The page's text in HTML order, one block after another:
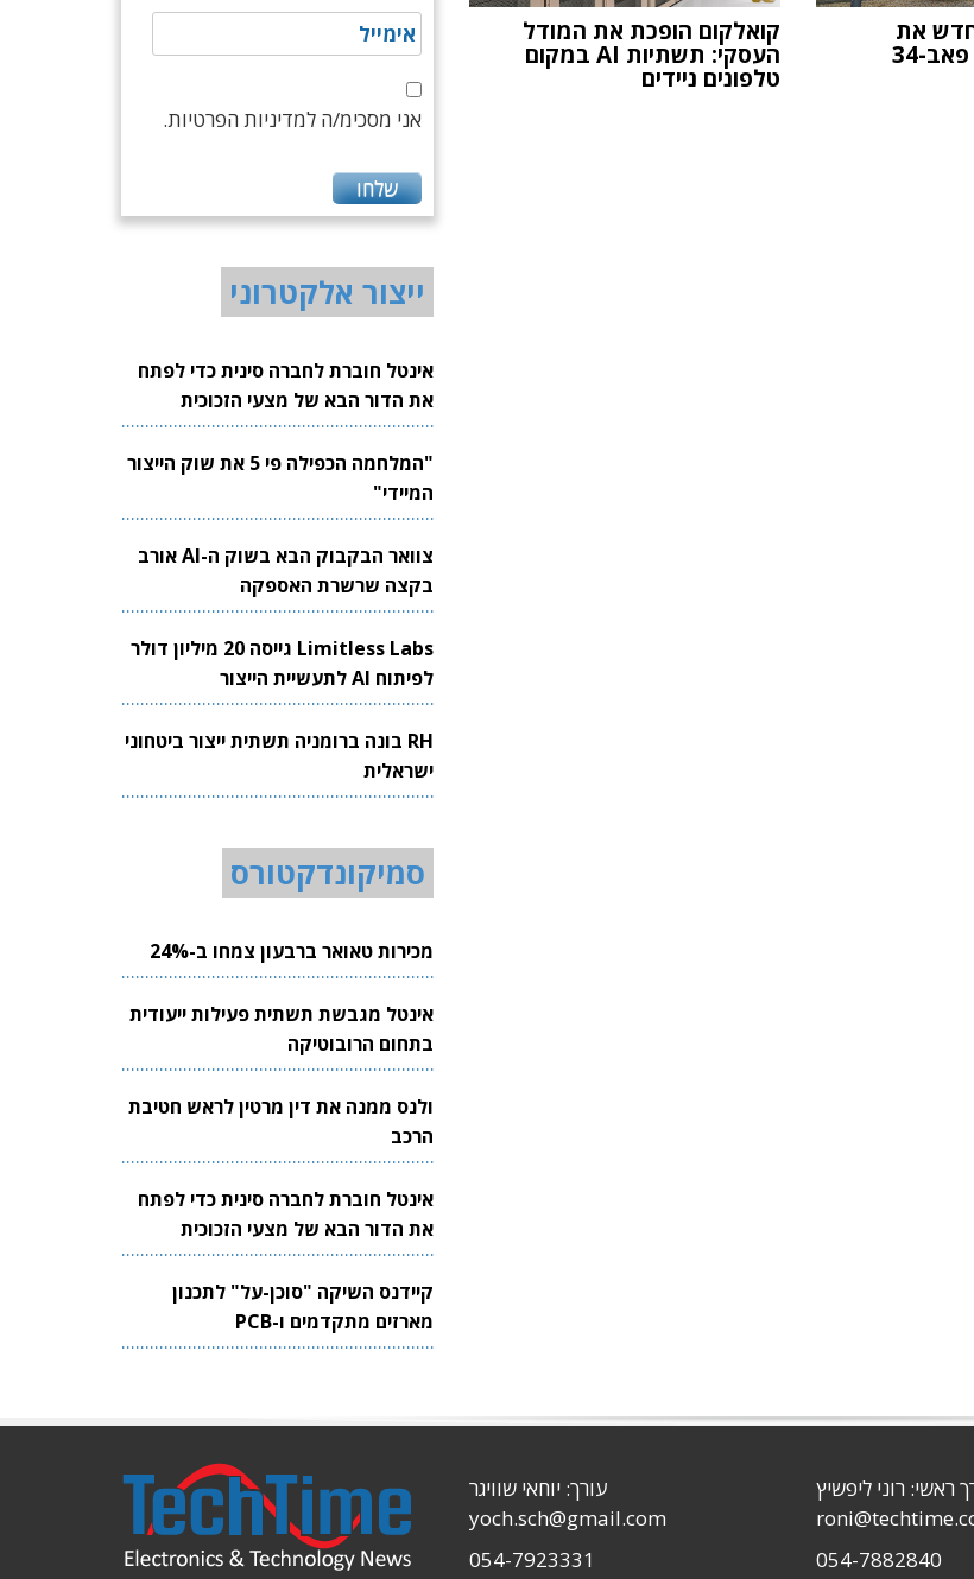
את
מניותיה במפעל פאב-34
קואלקום הופכת את המודל
העסקי: תשתיות AI במקום
טלפונים ניידים
אני מסכימ/ה למדיניות הפרטיות.
ייצור אלקטרוני
אינטל חוברת לחברה סינית כדי לפתח
את הדור הבא של מצעי הזכוכית
לשבבים
"המלחמה הכפילה פי 5 את שוק הייצור
המיידי"
צוואר הבקבוק הבא בשוק ה-AI אורב
בקצה שרשרת האספקה
Limitless Labs גייסה 20 מיליון דולר
לפיתוח AI לתעשיית הייצור
RH בונה ברומניה תשתית ייצור ביטחוני
ישראלית
סמיקונדקטורס
מכירות טאואר ברבעון צמחו ב-24%
אינטל מגבשת תשתית פעילות ייעודית
בתחום הרובוטיקה
ולנס ממנה את דין מרטין לראש חטיבת
הרכב
אינטל חוברת לחברה סינית כדי לפתח
את הדור הבא של מצעי הזכוכית
לשבבים
קיידנס השיקה "סוכן-על" לתכנון
מארזים מתקדמים ו-PCB
ראשי: רוני ליפשיץ
054-7882840
עורך: יוחאי שוויגר
yoch.sch@gmail.com
054-7923331